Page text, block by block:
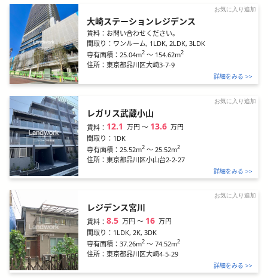
お気に入り追加
大崎ステーションレジデンス
賃料： お問い合わせください。
間取り： ワンルーム, 1LDK, 2LDK, 3LDK
専有面積：25.04m2 ～ 154.62m2
住所：東京都品川区大崎3-7-9
詳細をみる >>
お気に入り追加
レガリス武蔵小山
賃料： 12.1 万円〜 13.6 万円
間取り： 1DK
専有面積：25.52m2 ～ 25.52m2
住所：東京都品川区小山台2-2-27
詳細をみる >>
お気に入り追加
レジデンス宮川
賃料：8.5 万円〜 16 万円
間取り： 1LDK, 2K, 3DK
専有面積：37.26m2 ～ 74.52m2
住所：東京都品川区大崎4-5-29
詳細をみる >>